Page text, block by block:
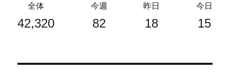
全体
42,320
今週
82
昨日
18
今日
15